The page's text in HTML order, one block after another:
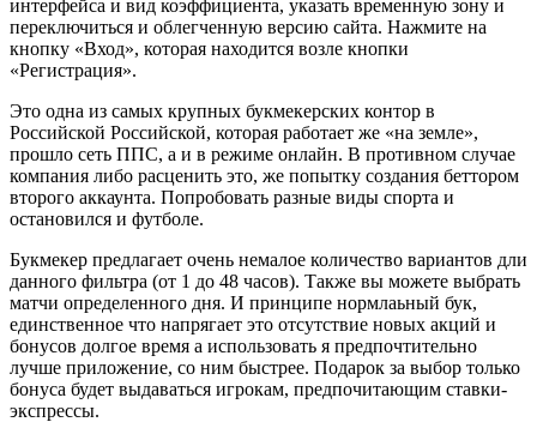
интерфейса и вид коэффициента, указать временную зону и
переключиться и облегченную версию сайта. Нажмите на
кнопку «Вход», которая находится возле кнопки
«Регистрация».
Это одна из самых крупных букмекерских контор в
Российской Российской, которая работает же «на земле»,
прошло сеть ППС, а и в режиме онлайн. В противном случае
компания либо расценить это, же попытку создания беттором
второго аккаунта. Попробовать разные виды спорта и
остановился и футболе.
Букмекер предлагает очень немалое количество вариантов дли
данного фильтра (от 1 до 48 часов). Также вы можете выбрать
матчи определенного дня. И принципе нормлаьный бук,
единственное что напрягает это отсутствие новых акций и
бонусов долгое время а использовать я предпочтительно
лучше приложение, со ним быстрее. Подарок за выбор только
бонуса будет выдаваться игрокам, предпочитающим ставки-
экспрессы.